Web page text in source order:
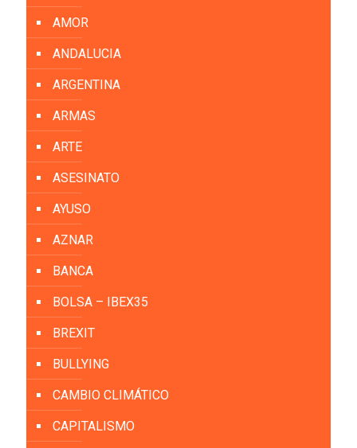
AMOR
ANDALUCIA
ARGENTINA
ARMAS
ARTE
ASESINATO
AYUSO
AZNAR
BANCA
BOLSA – IBEX35
BREXIT
BULLYING
CAMBIO CLIMÁTICO
CAPITALISMO